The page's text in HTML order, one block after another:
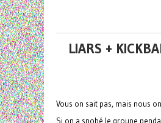
LIARS +
Vous on sait pas, mais nous
Si on a snobé le groupe